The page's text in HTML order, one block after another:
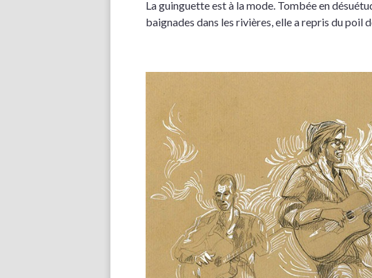
La guinguette est à la mode. Tombée en
baignades dans les rivières, elle a repris du poil